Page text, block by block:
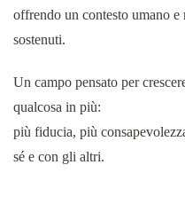
offrendo un contesto umano
sostenuti.
Un campo pensato per
qualcosa in più:
più fiducia, più
sé e con gli altri.